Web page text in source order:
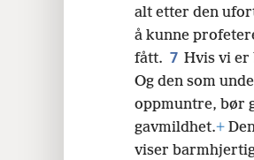
alt etter den
å kunne
fått. 7 Hvis vi er
Og den som
oppmuntre, bør
gavmildhet.+
viser